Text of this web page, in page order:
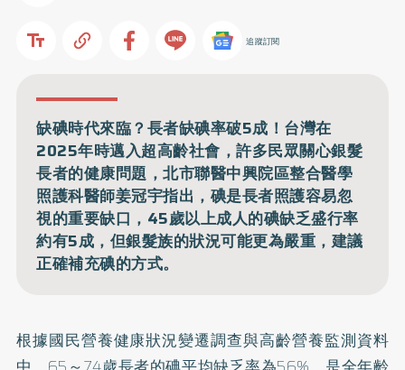
追蹤訂閱
缺碘時代來臨？長者缺碘率破5成！台灣在
2025年時邁入超高齡社會，許多民眾關心銀髮
長者的健康問題，北市聯醫中興院區整合醫學
照護科醫師姜冠宇指出，碘是長者照護容易忽
視的重要缺口，45歲以上成人的碘缺乏盛行率
約有5成，但銀髮族的狀況可能更為嚴重，建議
正確補充碘的方式。
根據國民營養健康狀況變遷調查與高齡營養監測資料